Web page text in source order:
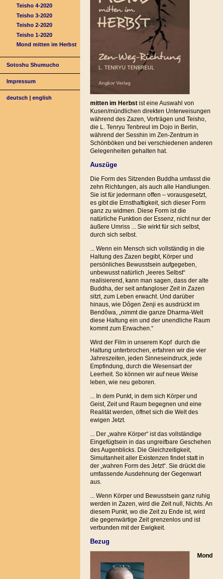
Teisho 4-2020
Teisho 3-2020
Teisho 2-2020
Teisho 1-2020
Mond mitten im Herbst
Sotoshu Shumucho
Impressum
deutsch |english
mitten im Herbstist eine Auswahl von
Kusen/mündlichen direkten Unterweisungen
während des Zazen, Vorträgen und Teisho,
die L. Tenryu Tenbreul im Dojo in Berlin,
während der Sesshin im Zen-Zentrum in
Schönböken und bei verschiedenen anderen
Gelegenheiten gehalten hat.
Auszüge
Die Form des Sitzenden Buddha umfasst die
zehn Richtungen, als auch alle Handlungen.
Sie ist für jedermann offen – vorausgesetzt,
es gibt die Ernsthaftigkeit, sich dieser Form
ganz zu widmen. Diese Form ist die
natürliche Funktion der Essenz, nicht nur der
äußere Umriss ... Sie wirkt für sich selbst,
durch sich selbst.
... Wenn ein Mensch sich vollständig in die
Haltung des Zazen begibt, Körper und
persönliches Bewusstsein aufgegeben,
unbewusst natürlich „leeres Selbst“
realisierend, kann man sagen, dass der alte
Buddha, der seit anfangloser Zeit in Zazen
sitzt, zum Leben erwacht. Und darüber
hinaus, wie Dôgen Zenji es ausdrückt im
Bendôwa, „nimmt die ganze Dharma-Welt
diese Haltung ein und der unendliche Raum
kommt zum Erwachen.“
Wird der Film in unserem Kopf durch die
Haltung unterbrochen, erfahren wir die vier
Jahreszeiten, jeden Sinneseindruck, jede
Empfindung, durch die Wesensart der
Leerheit. So können wir auf neue Weise
leben, wie neu geboren.
... In dem Punkt, in dem sich Körper und
Geist, Zeit und Raum begegnen und eine
Realität werden, öffnet sich die Welt des
ewigen Jetzt.
... Der „wahre Körper“ ist das vollständige
Eingefügtsein in das ungreifbare Geschehen
des Augenblicks. Die Gleichzeitigkeit,
Simultanheit aller Existenzen findet statt in
der „wahren Form des Jetzt“. Sie drückt die
umfassende Ausdehnung der Gegenwart
aus.
... Wenn Körper und Bewusstsein ganz ruhig
werden in Zazen, wird die Zeit null, Nichts. An
diesem Punkt, wo die Zeit zu Ende ist, wird
die gegenwärtige Zeit grenzenlos und ist
verbunden mit der Ewigkeit.
Bezug
Mond